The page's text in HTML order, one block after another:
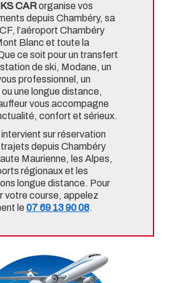
KS CARorganise vos
depuis Chambéry, sa
l’aéroport Chambéry
Blanc et toute la
ce soit pour un transfert
de ski, Modane, un
professionnel, un
une longue distance,
vous accompagne
confort et sérieux.
sur réservation
depuis Chambéry
Maurienne, les Alpes,
régionaux et les
longue distance. Pour
votre course, appelez
le 07 69 13 90 08.